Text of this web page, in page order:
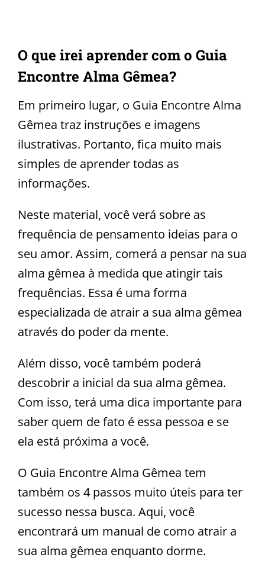
O que irei aprender com o Guia
Encontre Alma Gêmea?
Em primeiro lugar, o Guia Encontre Alma
Gêmea traz instruções e imagens
ilustrativas. Portanto, fica muito mais
simples de aprender todas as
informações.
Neste material, você verá sobre as
frequência de pensamento ideias para o
seu amor. Assim, comerá a pensar na sua
alma gêmea à medida que atingir tais
frequências. Essa é uma forma
especializada de atrair a sua alma gêmea
através do poder da mente.
Além disso, você também poderá
descobrir a inicial da sua alma gêmea.
Com isso, terá uma dica importante para
saber quem de fato é essa pessoa e se
ela está próxima a você.
O Guia Encontre Alma Gêmea tem
também os 4 passos muito úteis para ter
sucesso nessa busca. Aqui, você
encontrará um manual de como atrair a
sua alma gêmea enquanto dorme.